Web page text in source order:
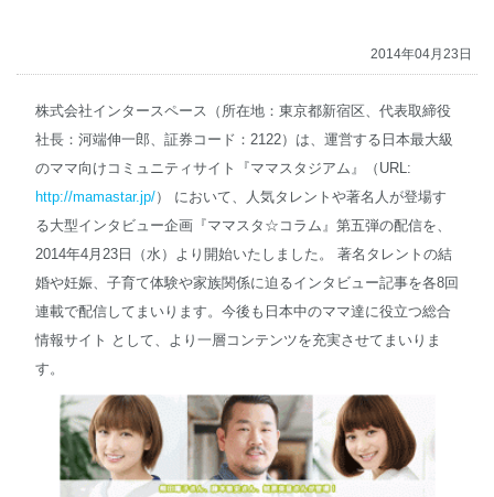
English
2014年04月23日
株式会社インタースペース（所在地：東京都新宿区、代表取締役
社長：河端伸一郎、証券コード：2122）は、運営する日本最大級
のママ向けコミュニティサイト『ママスタジアム』（URL:
http://mamastar.jp/） において、人気タレントや著名人が登場す
る大型インタビュー企画『ママスタ☆コラム』第五弾の配信を、
2014年4月23日（水）より開始いたしました。 著名タレントの結
婚や妊娠、子育て体験や家族関係に迫るインタビュー記事を各8回
連載で配信してまいります。今後も日本中のママ達に役立つ総合
情報サイト として、より一層コンテンツを充実させてまいりま
す。